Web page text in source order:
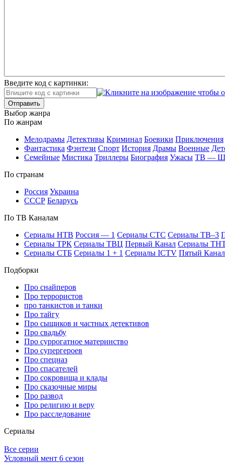
Введите код с картинки:
Отправить
Вы­бор жан­ра
По жан­рам
Ме­ло­дра­мы Де­тек­ти­вы Кри­ми­нал Бое­ви­ки При­клю­че­ния
Фан­та­сти­ка Фэн­те­зи Спорт Ис­то­рия Дра­мы Во­ен­ные
Се­мей­ные Мис­ти­ка Трил­ле­ры Био­гра­фия Ужа­сы ТВ —
По стра­нам
Рос­сия Ук­раи­на
СССР Бе­ла­русь
По ТВ Ка­на­лам
Се­риа­лы НТВ Рос­сия — 1 Се­риа­лы СТС Се­риа­лы ТВ–3
Се­риа­лы ТРК Се­риа­лы ТВЦ Пер­вый Ка­нал Се­риа­лы
Се­риа­лы СТБ Се­риа­лы 1 + 1 Се­риа­лы ICTV Пя­тый Ка­нал
Подборки
Про снайперов
Про террористов
про танкистов и танки
Про тайгу
Про сыщиков и частных детективов
Про свадьбу
Про суррогатное материнство
Про супергероев
Про спецназ
Про спасателей
Про сокровища и клады
Про сказочные миры
Про развод
Про религию и веру
Про расследование
Се­риа­лы
Все серии
Условный мент 6 сезон